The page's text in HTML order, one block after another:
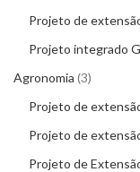
Projeto de
Projeto integrado
Agronomia 3
Projeto de
Projeto de
Projeto de